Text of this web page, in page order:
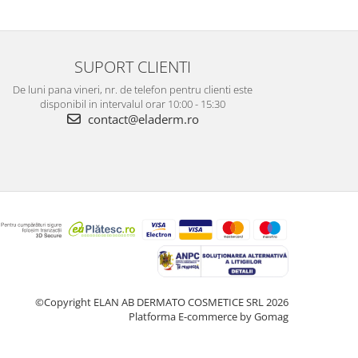
SUPORT CLIENTI
De luni pana vineri, nr. de telefon pentru clienti este
disponibil in intervalul orar 10:00 - 15:30
contact@eladerm.ro
©Copyright ELAN AB DERMATO COSMETICE SRL 2026
Platforma E-commerce by Gomag